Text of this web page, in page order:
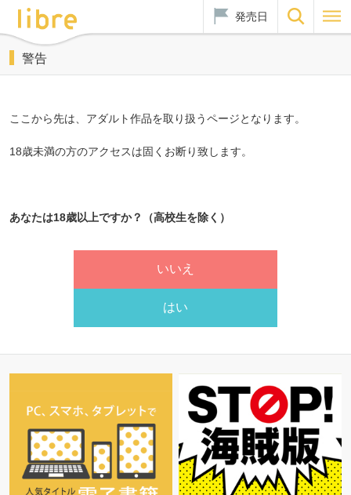
発売日
警告
ここから先は、アダルト作品を取り扱うページとなります。
18歳未満の方のアクセスは固くお断り致します。
あなたは18歳以上ですか？（高校生を除く）